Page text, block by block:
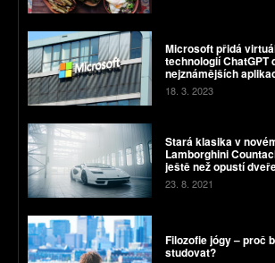
Microsoft přidá
technologií ChatGPT
nejznámějších
18. 3. 2023
Stará klasika v
Lamborghini
ještě než opustí
23. 8. 2021
Filozofie jógy – proč
studovat?